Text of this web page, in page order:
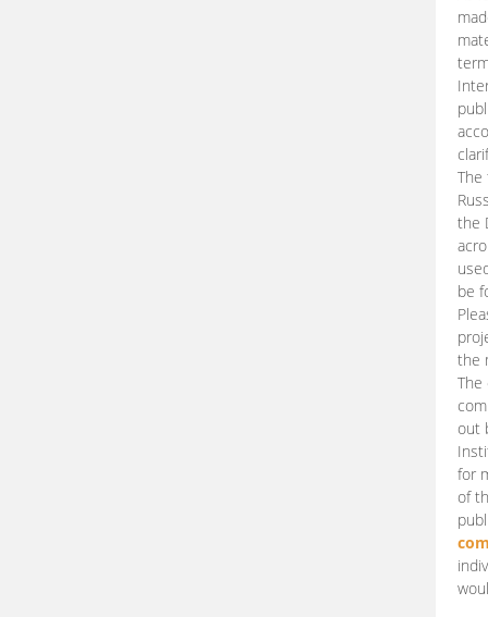
The
the
be
the
The
out
for
of